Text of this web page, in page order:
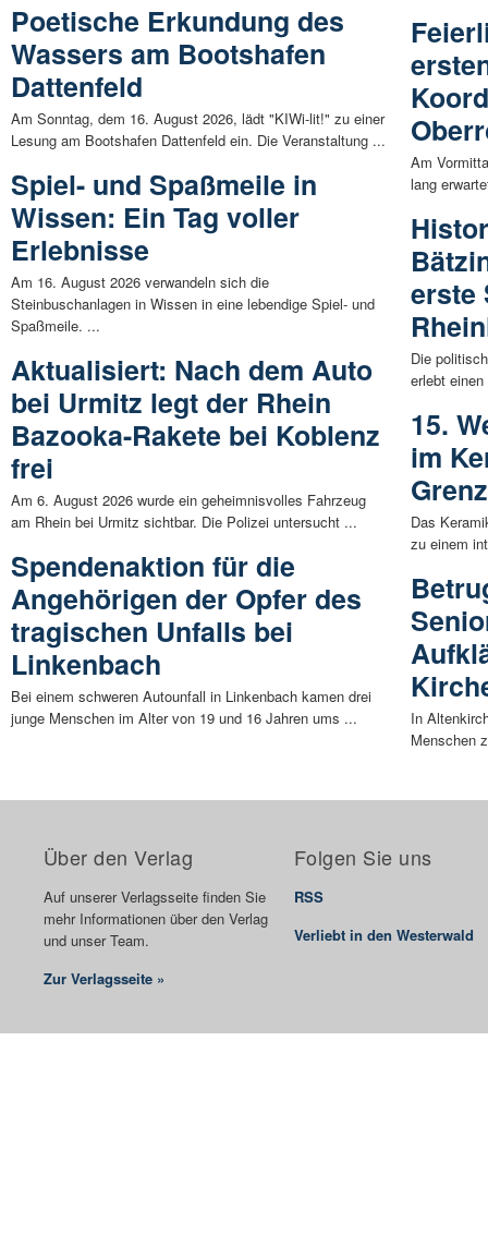
Poetische Erkundung des
Wassers am Bootshafen
Dattenfeld
Am Sonntag, dem 16. August 2026, lädt "KIWi-lit!" zu einer
Lesung am Bootshafen Dattenfeld ein. Die Veranstaltung ...
Spiel- und Spaßmeile in
Wissen: Ein Tag voller
Erlebnisse
Am 16. August 2026 verwandeln sich die
Steinbuschanlagen in Wissen in eine lebendige Spiel- und
Spaßmeile. ...
Aktualisiert: Nach dem Auto
bei Urmitz legt der Rhein
Bazooka-Rakete bei Koblenz
frei
Am 6. August 2026 wurde ein geheimnisvolles Fahrzeug
am Rhein bei Urmitz sichtbar. Die Polizei untersucht ...
Spendenaktion für die
Angehörigen der Opfer des
tragischen Unfalls bei
Linkenbach
Bei einem schweren Autounfall in Linkenbach kamen drei
junge Menschen im Alter von 19 und 16 Jahren ums ...
Am
lang
erste
Die
erlebt
15.
im
Das
zu einem
In
Menschen
Über den Verlag
Auf unserer Verlagsseite finden Sie
mehr Informationen über den Verlag
und unser Team.
Zur Verlagsseite »
Folgen Sie uns
RSS
Verliebt in den Westerwald